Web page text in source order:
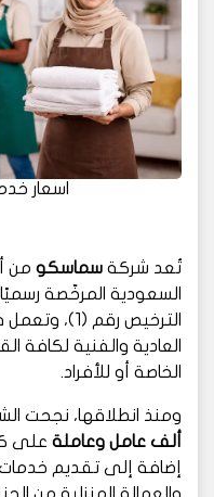
اسعار
تُعد شركة سماسكو من
السعودية المرخّصة
الترخيص رقم
العادية والفنية لكافة
الخاصة أو للأفراد.
ومنذ انطلاقها، نجحت
ألف عامل وعاملة على
إضافة إلى تقديم